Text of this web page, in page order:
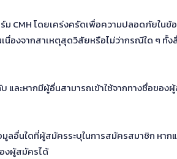
ม CMH โดยเคร่งครัดเพื่อความปลอดภัย
องจากสาเหตุสุดวิสัยหรือไม่ว่ากรณีใด ๆ ทั้
และหากมีผู้อื่นสามารถเข้าใช้จากทางชื่อขอ
อื่นใดที่ผู้สมัครระบุในการสมัครสมาชิก หาก
งผู้สมัครได้